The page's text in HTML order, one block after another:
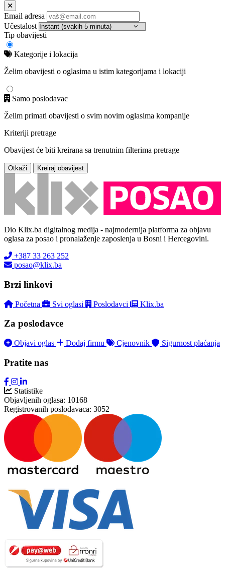
Email adresa
Učestalost
Tip obavijesti
Kategorije i lokacija
Želim obavijesti o oglasima u istim kategorijama i lokaciji
Samo poslodavac
Želim primati obavijesti o svim novim oglasima kompanije
Kriteriji pretrage
Obavijest će biti kreirana sa trenutnim filterima pretrage
Otkaži Kreiraj obavijest
Dio Klix.ba digitalnog medija - najmodernija platforma za objavu
oglasa za posao i pronalaženje zaposlenja u Bosni i Hercegovini.
+387 33 263 252
posao@klix.ba
Brzi linkovi
Početna Svi oglasi Poslodavci Klix.ba
Za poslodavce
Objavi oglas Dodaj firmu Cjenovnik Sigurnost plaćanja
Pratite nas
Statistike
Objavljenih oglasa: 10168
Registrovanih poslodavaca: 3052